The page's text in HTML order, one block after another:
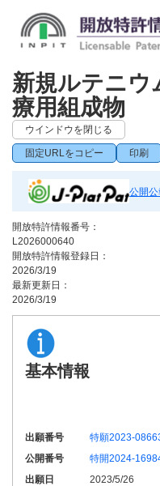
新規ルテニウ
療用組成物
ウインドウを閉じる
固定URLをコピー 印刷
公開
開放特許情報番号：
L2026000640
開放特許情報登録日：
2026/3/19
最新更新日：
2026/3/19
基本情報
出願番号
特願2023-
公開番号
特開2024-
出願日
2023/5/26